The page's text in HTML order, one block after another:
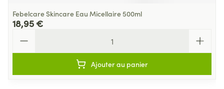
Febelcare Skincare Eau Micellaire 500ml
18,95 €
Ajouter au panier